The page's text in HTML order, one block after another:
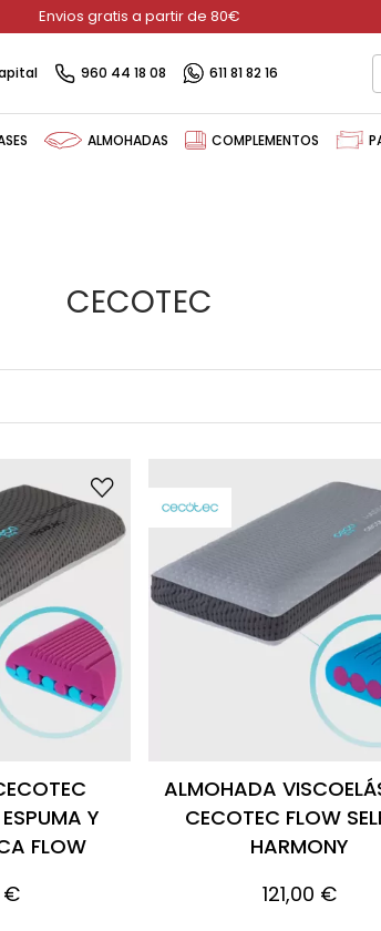
Envios gratis a partir de 80€
960 44 18 08 611 81 82 16
ALMOHADAS COMPLEMENTOS
CECOTEC
Y
FLOW
€
ALMOHADA
CECOTEC FLOW
HARMONY
121,00 €